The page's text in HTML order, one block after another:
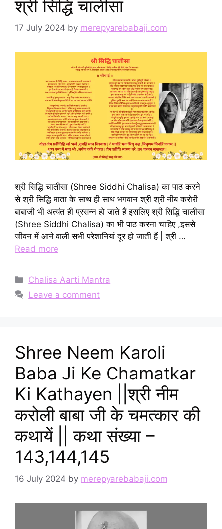
श्री सिद्धि चालीसा
17 July 2024 by merepyarebabaji.com
श्री सिद्धि चालीसा (Shree Siddhi Chalisa) का पाठ करने
से श्री सिद्धि माता के साथ ही साथ भगवान श्री श्री नीब करोरी
बाबाजी भी अत्यंत ही प्रसन्न हो जाते हैं इसलिए श्री सिद्धि चालीसा
(Shree Siddhi Chalisa) का भी पाठ करना चाहिए ,इससे
जीवन में आने वाली सभी परेशानियां दूर हो जाती हैं | श्री …
Read more
Categories
Chalisa Aarti Mantra
Leave a comment
Shree Neem Karoli
Baba Ji Ke Chamatkar
Ki Kathayen ||श्री नीम
करोली बाबा जी के चमत्कार की
कथायें || कथा संख्या –
143,144,145
16 July 2024 by merepyarebabaji.com